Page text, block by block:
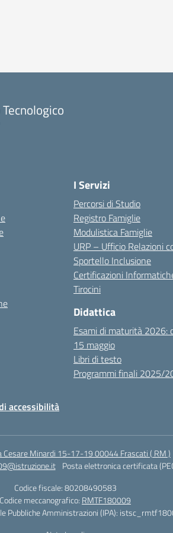
I Servizi
Percorsi di Studio
Registro Famiglie
Modulistica Famiglie
URP – Ufficio Relazioni
Sportello Inclusione
Certificazioni
Tirocini
Didattica
Esami di maturità 2026:
15 maggio
Libri di testo
Programmi finali 2025/
accessibilità
Cesare Minardi 15-17-19 00044 Frascati ( RM )
Posta elettronica certificata
Codice fiscale: 80208490583
Codice meccanografico: RMTF180009
Pubbliche Amministrazioni (IPA):